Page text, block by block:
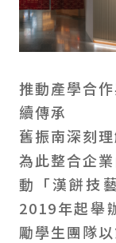
推動產學合
續傳承
舊振南深刻
為此整合企
動「漢餅技
2019年起舉
勵學生團隊